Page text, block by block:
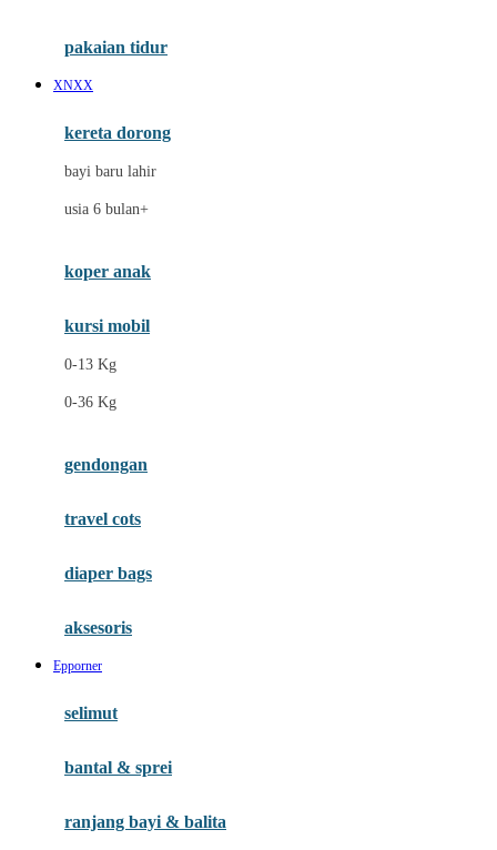
Drew
E
ELC
Ergobaby
Ezyroller
F
Felt So Sweet
Fisher Price
Gb
Habbie
Haenim
pakaian tidur
XNXX
kereta dorong
bayi baru lahir
usia 6 bulan+
koper anak
kursi mobil
0-13 Kg
0-36 Kg
gendongan
travel cots
diaper bags
aksesoris
Epporner
selimut
bantal & sprei
ranjang bayi & balita